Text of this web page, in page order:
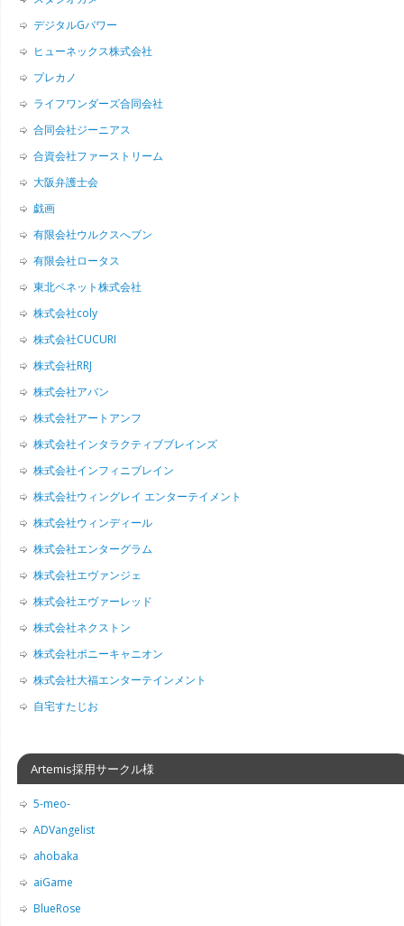
デジタルGパワー
ヒューネックス株式会社
プレカノ
ライフワンダーズ合同会社
合同会社ジーニアス
合資会社ファーストリーム
大阪弁護士会
戯画
有限会社ウルクスへブン
有限会社ロータス
東北ペネット株式会社
株式会社coly
株式会社CUCURI
株式会社RRJ
株式会社アバン
株式会社アートアンフ
株式会社インタラクティブブレインズ
株式会社インフィニブレイン
株式会社ウィングレイ エンターテイメント
株式会社ウィンディール
株式会社エンターグラム
株式会社エヴァンジェ
株式会社エヴァーレッド
株式会社ネクストン
株式会社ポニーキャニオン
株式会社大福エンターテインメント
自宅すたじお
Artemis採用サークル様
5-meo-
ADVangelist
ahobaka
aiGame
BlueRose